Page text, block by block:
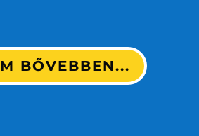
BŐVEBBEN...